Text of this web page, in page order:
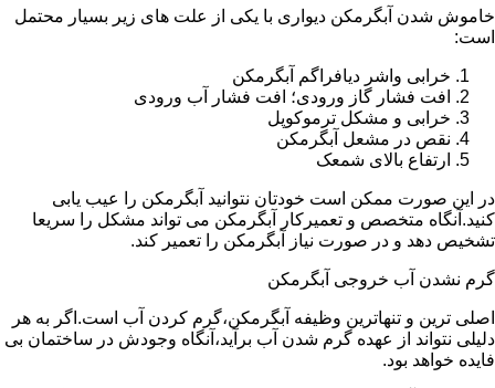
خاموش شدن آبگرمکن دیواری با یکی از علت های زیر بسیار محتمل
است:
خرابی واشر دیافراگم آبگرمکن
افت فشار گاز ورودی؛ افت فشار آب ورودی
خرابی و مشکل ترموکوپل
نقص در مشعل آبگرمکن
ارتفاع بالای شمعک
در این صورت ممکن است خودتان نتوانید آبگرمکن را عیب یابی
کنید.آنگاه متخصص و تعمیرکار آبگرمکن می تواند مشکل را سریعا
تشخیص دهد و در صورت نیاز آبگرمکن را تعمیر کند.
گرم نشدن آب خروجی آبگرمکن
اصلی ترین و تنهاترین وظیفه آبگرمکن،گرم کردن آب است.اگر به هر
دلیلی نتواند از عهده گرم شدن آب برآید،آنگاه وجودش در ساختمان بی
فایده خواهد بود.